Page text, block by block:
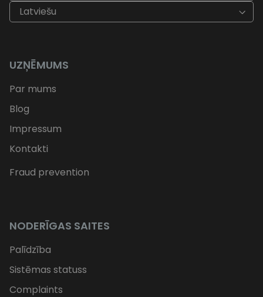
Latviešu
UZŅĒMUMS
Par mums
Blog
Impressum
Kontakti
Fraud prevention
NODERĪGAS SAITES
Palīdzība
Sistēmas statuss
Complaints